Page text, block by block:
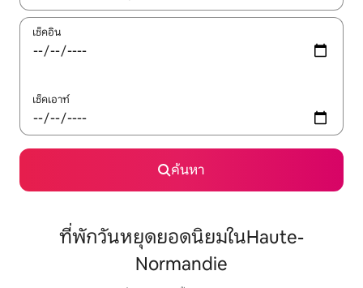
เช็คอิน
เช็คเอาท์
ค้นหา
ที่พักวันหยุดยอดนิยมในHaute-
Normandie